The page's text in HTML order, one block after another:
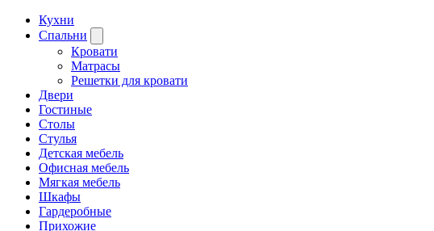
Кухни
Спальни
Кровати
Матрасы
Решетки для кровати
Двери
Гостиные
Столы
Стулья
Детская мебель
Офисная мебель
Мягкая мебель
Шкафы
Гардеробные
Прихожие